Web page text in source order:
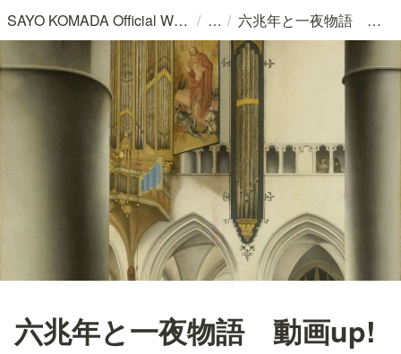
SAYO KOMADA Official WebSite / / 六兆年と一夜物語 動画up!
六兆年と一夜物語 動画up!